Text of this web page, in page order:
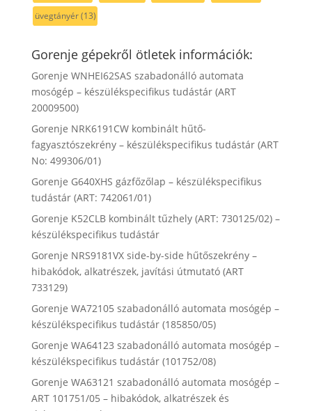
üvegtányér(13)
Gorenje gépekről ötletek információk:
Gorenje WNHEI62SAS szabadonálló automata
mosógép – készülékspecifikus tudástár (ART
20009500)
Gorenje NRK6191CW kombinált hűtő-
fagyasztószekrény – készülékspecifikus tudástár (ART
No: 499306/01)
Gorenje G640XHS gázfőzőlap – készülékspecifikus
tudástár (ART: 742061/01)
Gorenje K52CLB kombinált tűzhely (ART: 730125/02) –
készülékspecifikus tudástár
Gorenje NRS9181VX side-by-side hűtőszekrény –
hibakódok, alkatrészek, javítási útmutató (ART
733129)
Gorenje WA72105 szabadonálló automata mosógép –
készülékspecifikus tudástár (185850/05)
Gorenje WA64123 szabadonálló automata mosógép –
készülékspecifikus tudástár (101752/08)
Gorenje WA63121 szabadonálló automata mosógép –
ART 101751/05 – hibakódok, alkatrészek és